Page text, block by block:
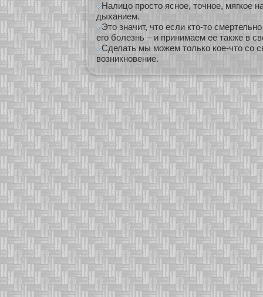
Налицо просто ясное, точное, мягкое
дыханием.
Это значит, что если кто-то
его болезнь – и принимаем ее также в
Сделать мы можем только кое-что со
возникновение.